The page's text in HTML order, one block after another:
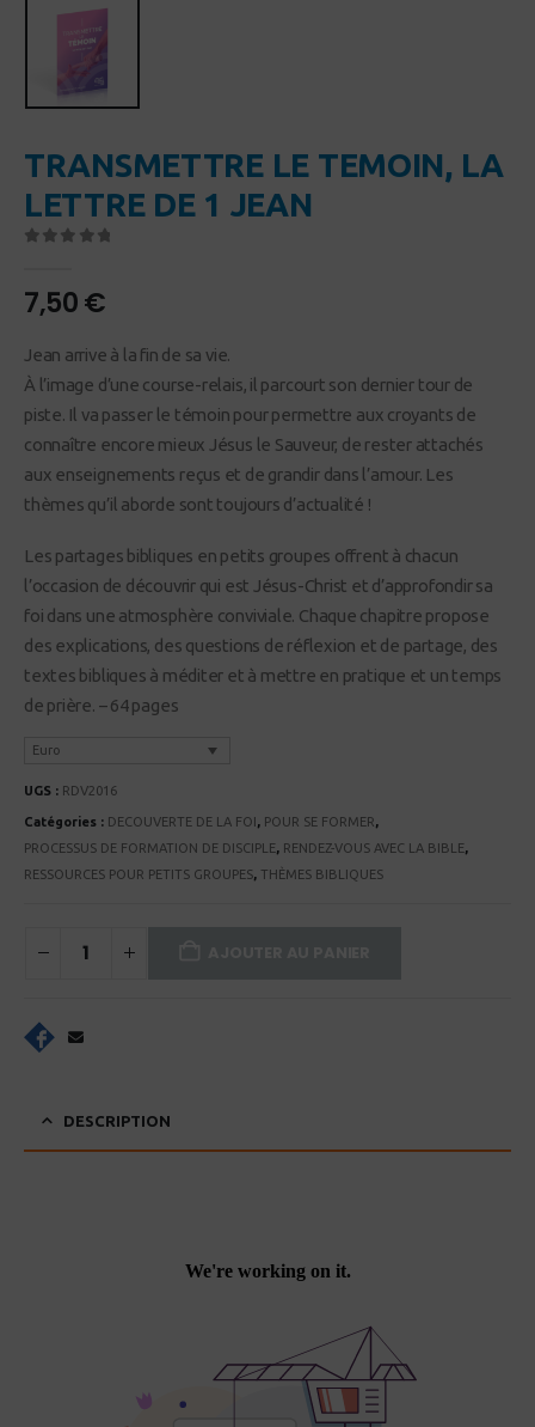
TRANSMETTRE LE TEMOIN, LA
LETTRE DE 1 JEAN
7,50€
Jean arrive à la fin de sa vie.
À l’image d’une course-relais, il parcourt son dernier tour de
piste. Il va passer le témoin pour permettre aux croyants de
connaître encore mieux Jésus le Sauveur, de rester attachés
aux enseignements reçus et de grandir dans l’amour. Les
thèmes qu’il aborde sont toujours d’actualité !
Les partages bibliques en petits groupes offrent à chacun
l’occasion de découvrir qui est Jésus-Christ et d’approfondir sa
foi dans une atmosphère conviviale. Chaque chapitre propose
des explications, des questions de réflexion et de partage, des
textes bibliques à méditer et à mettre en pratique et un temps
de prière. – 64 pages
Euro
UGS : RDV2016
Catégories : DECOUVERTE DE LA FOI, POUR SE FORMER,
PROCESSUS DE FORMATION DE DISCIPLE, RENDEZ-VOUS AVEC LA BIBLE,
RESSOURCES POUR PETITS GROUPES, THÈMES BIBLIQUES
DESCRIPTION